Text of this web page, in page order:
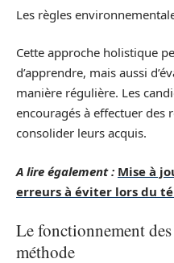
Les règles
Cette approche holistique
d’apprendre, mais aussi
manière régulière. Les
encouragés à effectuer des
consolider leurs acquis.
A lire également : Mise à
erreurs à éviter lors du
Le fonctionnement
méthode